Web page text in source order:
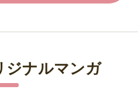
ジナルマンガ